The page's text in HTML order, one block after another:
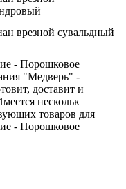
врезной сувальдный
- Порошковое
"Медверь" -
доставит и
нескольк
товаров для
- Порошковое